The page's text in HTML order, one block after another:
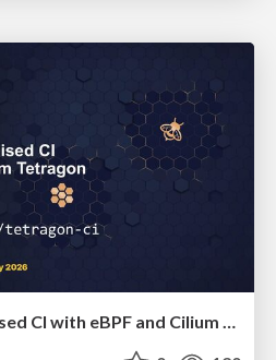
Detecting Compromised CI with eBPF and Cilium Tetragon